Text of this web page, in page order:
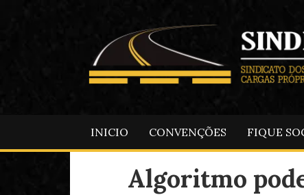
INICIO CONVENÇÕES FIQUE
Algoritmo